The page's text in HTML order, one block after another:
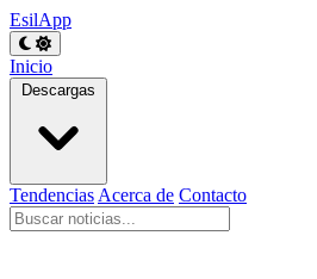
EsilApp
Inicio
Descargas
Tendencias Acerca de Contacto